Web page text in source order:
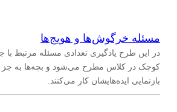
مسئله خرگوش‌ها و هویج‌ها
در این طرح یادگیری تعدادی مسئله مرتبط با
کوچک در کلاس مطرح می‌شود و بچه‌ها به جز
بازنمایی ایده‌هایشان کار می‌کنند.